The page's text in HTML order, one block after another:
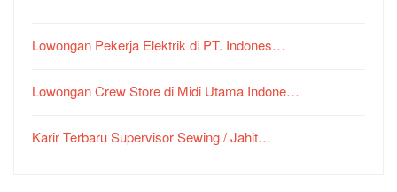
Lowongan Pekerja Elektrik di PT. Indones…
Lowongan Crew Store di Midi Utama Indone…
Karir Terbaru Supervisor Sewing / Jahit…